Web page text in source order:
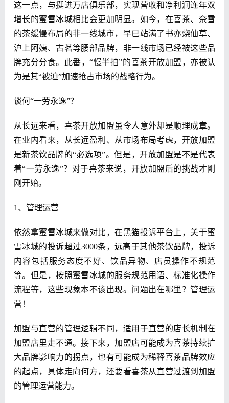
这一点，与挺进万店俱乐部，实现营收和净利润连年双
增长的蜜雪冰城相比会更加明显。如今，在喜茶、奈雪
的茶缓慢布局的非一线城市，早已站满了书亦烧仙草、
沪上阿姨、古茗等腰部品牌，非一线市场已经被这些品
牌充分分食。此番，“慢半拍”的喜茶开放加盟，亦被认
为是其“被迫”加速抢占市场的战略行为。
谈何“一劳永逸”？
从长远来看，喜茶开放加盟虽令人意外却是顺理成章。
在业内看来，从长远盈利、从市场布局考虑，开放加盟
是新茶饮品牌的“必选项”。但是，开放加盟是不是代表
着“一劳永逸”？对于喜茶来说，开放加盟后的挑战才刚
刚开始。
1、管理运营
依然拿蜜雪冰城来做对比，在黑猫投诉平台上，关于蜜
雪冰城的投诉超过3000条，远高于其他茶饮品牌，投诉
内容包括服务态度不好、饮品异物、店员操作不规范
等。但是，按照蜜雪冰城的服务规范用语、标准化操作
流程等，这些现象本不该出现。问题出在哪里？管理运
营！
加盟与直营的管理逻辑不同，适用于直营的店长机制在
加盟店里走不通。接下来，加盟店可能成为喜茶持续扩
大品牌影响力的拐点，也有可能成为稀释喜茶品牌效应
的起点，具体走向何方，还要看喜茶从直营过渡到加盟
的管理运营能力。